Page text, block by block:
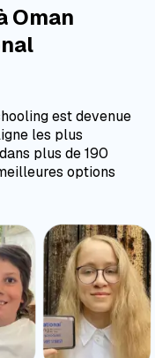
Oman
est devenue
les plus
plus de 190
options